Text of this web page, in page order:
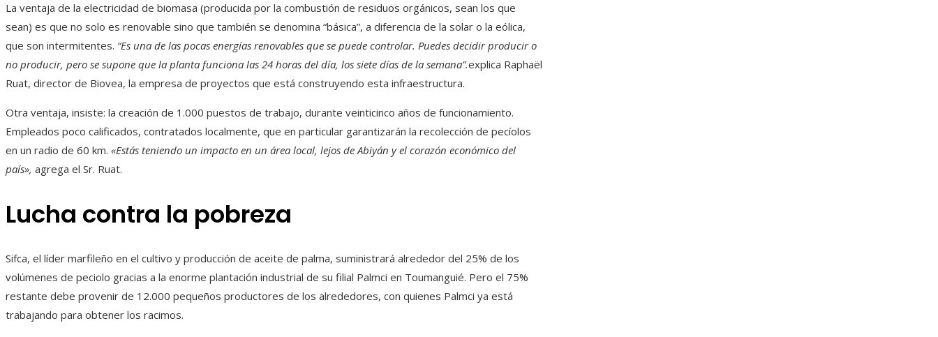
La ventaja de la electricidad de biomasa (producida por la combustión de residuos orgánicos, sean los que
sean) es que no solo es renovable sino que también se denomina “básica”, a diferencia de la solar o la eólica,
que son intermitentes. “Es una de las pocas energías renovables que se puede controlar. Puedes decidir producir o
no producir, pero se supone que la planta funciona las 24 horas del día, los siete días de la semana”.explica Raphaël
Ruat, director de Biovea, la empresa de proyectos que está construyendo esta infraestructura.
Otra ventaja, insiste: la creación de 1.000 puestos de trabajo, durante veinticinco años de funcionamiento.
Empleados poco calificados, contratados localmente, que en particular garantizarán la recolección de pecíolos
en un radio de 60 km. «Estás teniendo un impacto en un área local, lejos de Abiyán y el corazón económico del
país», agrega el Sr. Ruat.
Lucha contra la pobreza
Sifca, el líder marfileño en el cultivo y producción de aceite de palma, suministrará alrededor del 25% de los
volúmenes de peciolo gracias a la enorme plantación industrial de su filial Palmci en Toumanguié. Pero el 75%
restante debe provenir de 12.000 pequeños productores de los alrededores, con quienes Palmci ya está
trabajando para obtener los racimos.